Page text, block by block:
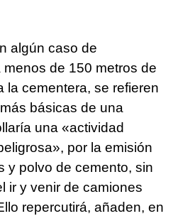
algún caso de
de 150 metros de
la cementera, se refieren
básicas de una
una «actividad
por la emisión
y polvo de cemento, sin
ir y venir de camiones
repercutirá, añaden, en